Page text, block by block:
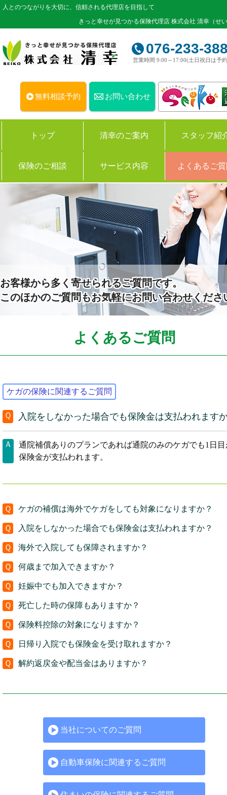
人とのつながりを大切に、信頼される代理店を目指して
きっと幸せが見つかる保険代理店 株式会社 清幸（せ
076-233-
営業時間 9:00～17:00(土日祝日は予
無料相談予約 お問い合わせ
トップ 清幸のご案内 スタッフ紹
保険のご相談 サービス内容 よくあるご
お客様から多く寄せられるご質問です。
このほかのご質問もお気軽にお問い合わせくださ
よくあるご質問
ケガの保険に関連するご質問
Ｑ 入院をしなかった場合でも保険金は支払われます
Ａ
通院補償ありのプランであれば通院のみのケガでも1日
保険金が支払われます。
Ｑ ケガの補償は海外でケガをしても対象になりますか？
Ｑ 入院をしなかった場合でも保険金は支払われますか？
Ｑ 海外で入院しても保障されますか？
Ｑ 何歳まで加入できますか？
Ｑ 妊娠中でも加入できますか？
Ｑ 死亡した時の保障もありますか？
Ｑ 保険料控除の対象になりますか？
Ｑ 日帰り入院でも保険金を受け取れますか？
Ｑ 解約返戻金や配当金はありますか？
当社についてのご質問
自動車保険に関連するご質問